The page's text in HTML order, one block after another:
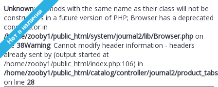
Unknown: Methods with the same name as their class will not be
constructors in a future version of PHP; Browser has a deprecated
constructor in
/home/zooby1/public_html/system/journal2/lib/Browser.php on
line38Warning: Cannot modify header information - headers
already sent by (output started at
/home/zooby1/public_html/index.php:106) in
/home/zooby1/public_html/catalog/controller/journal2/
on line 28